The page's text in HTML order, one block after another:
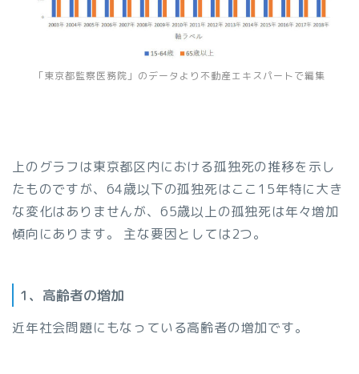
「東京都監察医務院」のデータより不動産エキスパートで編集
上のグラフは東京都区内における孤独死の推移を示し
たものですが、64歳以下の孤独死はここ15年特に大き
な変化はありませんが、65歳以上の孤独死は年々増加
傾向にあります。 主な要因としては2つ。
1、高齢者の増加
近年社会問題にもなっている高齢者の増加です。